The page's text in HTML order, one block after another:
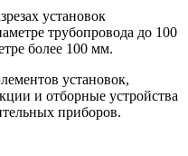
установок
трубопровода до 100
более 100 мм.
установок,
и отборные устройства
приборов.